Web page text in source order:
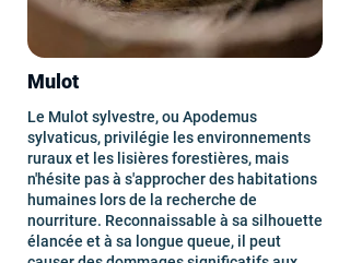
Mulot
Le Mulot sylvestre, ou Apodemus
sylvaticus, privilégie les environnements
ruraux et les lisières forestières, mais
n'hésite pas à s'approcher des habitations
humaines lors de la recherche de
nourriture. Reconnaissable à sa silhouette
élancée et à sa longue queue, il peut